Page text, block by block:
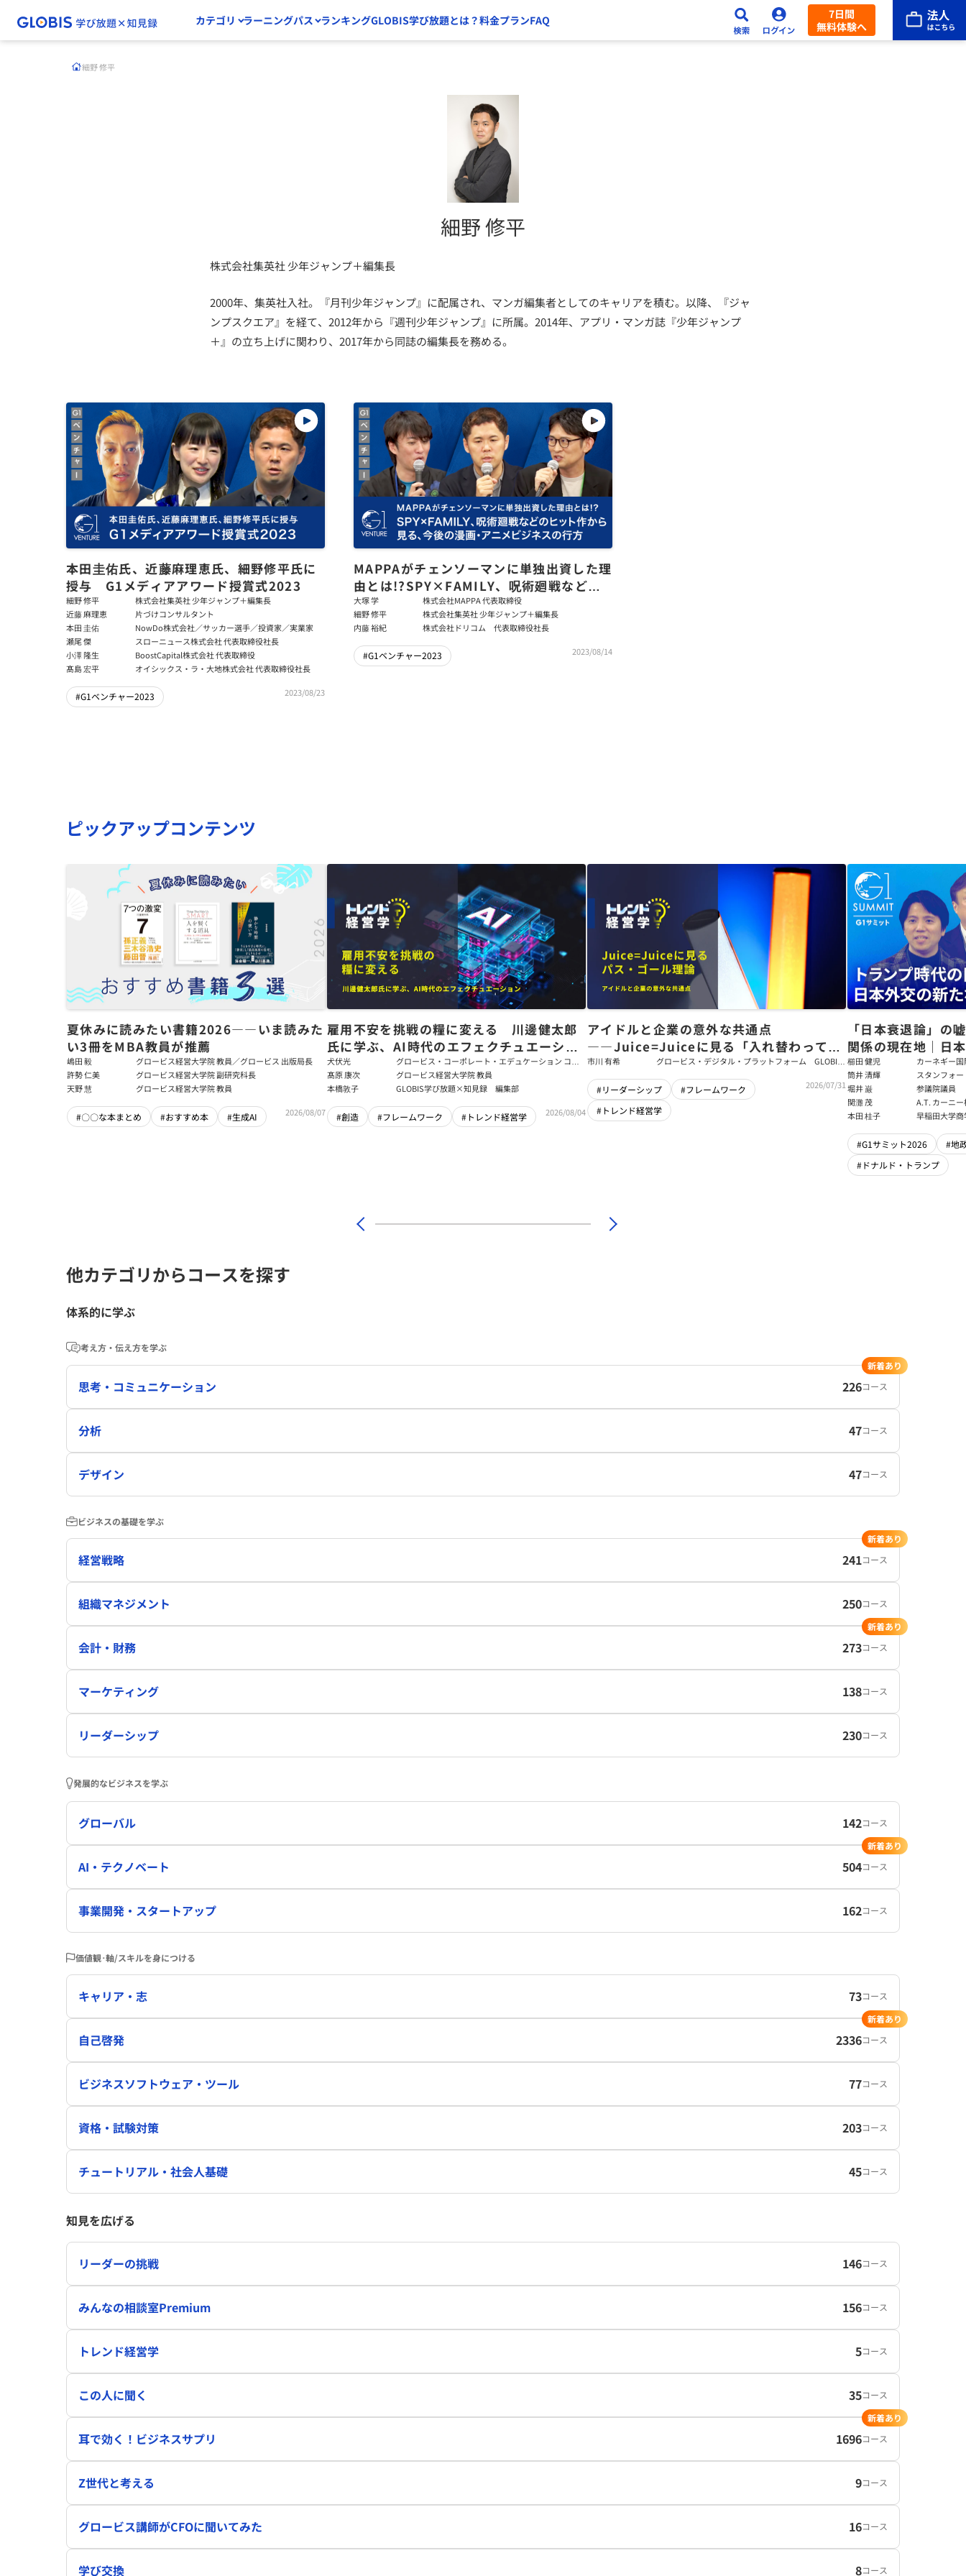
カテゴリ ラーニングパス ランキングGLOBIS学び放題とは？料金プランFAQ
7日間
無料体験へ
細野 修平
細野 修平
株式会社集英社 少年ジャンプ＋編集長
2000年、集英社入社。『月刊少年ジャンプ』に配属され、マンガ編集者としてのキャリアを積む。以降、『ジャ
ンプスクエア』を経て、2012年から『週刊少年ジャンプ』に所属。2014年、アプリ・マンガ誌『少年ジャンプ
＋』の立ち上げに関わり、2017年から同誌の編集長を務める。
本田圭佑氏、近藤麻理恵氏、細野修平氏に
授与 G1メディアアワード授賞式2023
細野 修平
株式会社集英社 少年ジャンプ＋編集長
近藤 麻理恵
片づけコンサルタント
本田 圭佑
NowDo株式会社／サッカー選手／投資家／実業家
瀬尾 傑
スローニュース株式会社 代表取締役社長
小澤 隆生
BoostCapital株式会社 代表取締役
髙島 宏平
オイシックス・ラ・大地株式会社 代表取締役社長
#G1ベンチャー2023 2023/08/23
MAPPAがチェンソーマンに単独出資した理
由とは!?SPY×FAMILY、呪術廻戦などの
ヒット作から見る、今後の漫画・アニメビ
ジネスの行方
大塚 学
株式会社MAPPA 代表取締役
細野 修平
株式会社集英社 少年ジャンプ＋編集長
内藤 裕紀
株式会社ドリコム 代表取締役社長
#G1ベンチャー2023 2023/08/14
ピックアップコンテンツ
夏休みに読みたい書籍2026――いま読みた
い3冊をMBA教員が推薦
嶋田 毅
グロービス経営大学院 教員／グロービス 出版局長
許勢 仁美
グロービス経営大学院 副研究科長
天野 慧
グロービス経営大学院 教員
#〇〇な本まとめ #おすすめ本 #生成AI 2026/08/07
雇用不安を挑戦の糧に変える 川邊健太郎
氏に学ぶ、AI時代のエフェクチュエーショ
ン
犬伏光
グロービス・コーポレート・エデュケーション コー
ポレート・ソリューション・チーム コンサルタント
髙原 康次
グロービス経営大学院 教員
本橋敦子
GLOBIS学び放題×知見録 編集部
#創造 #フレームワーク #トレンド経営学 2026/08/04
アイドルと企業の意外な共通点
――Juice=Juiceに見る「入れ替わっても
強いチーム」をつくるパス・ゴール理論
市川 有希
グロービス・デジタル・プラットフォーム GLOBIS
#リーダーシップ
#フレームワーク
#トレンド経営学
2026/07/31
「日本衰退論」の
関係の現在地｜日
戦略【櫛田健児×
輝】
櫛田 健児
カーネギー
ラムディレ
筒井 清輝
スタンフォ
大学アジア
フェロー
堀井 巌
参議院議員
関灘 茂
A.T. カーニ
本法人会長
本田 桂子 早稲田大学
#G1サミット2026
#地
#ドナルド・トランプ
他カテゴリからコースを探す
体系的に学ぶ
考え方・伝え方を学ぶ
思考・コミュニケーション 226コース
新着あり
分析 47コース
デザイン 47コース
ビジネスの基礎を学ぶ
経営戦略 241コース
新着あり
組織マネジメント 250コース
会計・財務 273コース
新着あり
マーケティング 138コース
リーダーシップ 230コース
発展的なビジネスを学ぶ
グローバル 142コース
AI・テクノベート 504コース
新着あり
事業開発・スタートアップ 162コース
価値観･軸/スキルを身につける
キャリア・志 73コース
自己啓発 2336コース
新着あり
ビジネスソフトウェア・ツール 77コース
資格・試験対策 203コース
チュートリアル・社会人基礎 45コース
知見を広げる
リーダーの挑戦 146コース
みんなの相談室Premium 156コース
トレンド経営学 5コース
この人に聞く 35コース
耳で効く！ビジネスサプリ 1696コース
新着あり
Z世代と考える 9コース
グロービス講師がCFOに聞いてみた 16コース
学び交換 8コース